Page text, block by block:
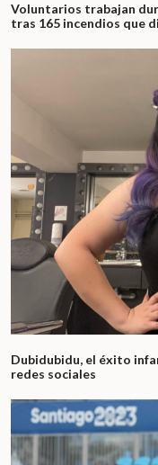
Voluntarios trabajan
tras 165 incendios que
Dubidubidu, el éxito
redes sociales